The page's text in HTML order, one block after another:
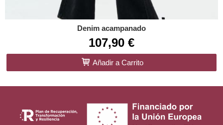
Denim acampanado
107,90 €
Añadir a Carrito